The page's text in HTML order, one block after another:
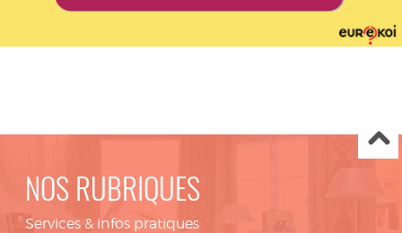
NOS RUBRIQUES
Services & infos pratiques